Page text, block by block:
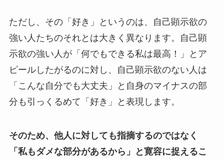
ただし、その「好き」というのは、自己顕示欲の
強い人たちのそれとは大きく異なります。自己顕
示欲の強い人が「何でもできる私は最高！」とア
ピールしたがるのに対し、自己顕示欲のない人は
「こんな自分でも大丈夫」と自身のマイナスの部
分も引っくるめて「好き」と表現します。
そのため、他人に対しても指摘するのではなく
「私もダメな部分があるから」と寛容に捉えるこ